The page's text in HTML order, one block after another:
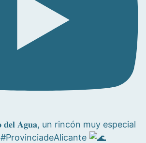
𝐝𝐞𝐥 𝐀𝐠𝐮𝐚, un rincón muy especial